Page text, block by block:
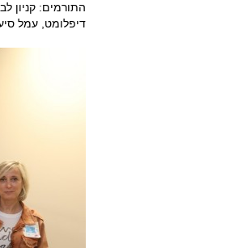
התורמים: קניון
דיפלומט, עמל